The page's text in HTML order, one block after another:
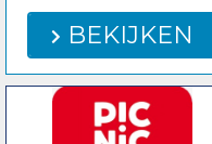
BEKIJKEN